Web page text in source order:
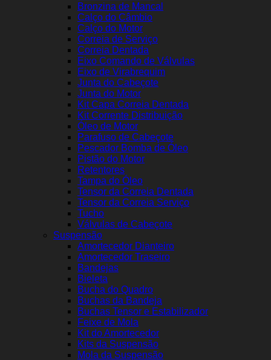
Bronzina de Mancal
Calço do Câmbio
Calço do Motor
Correia de Serviço
Correia Dentada
Eixo Comando de Válvulas
Eixo de Virabrequim
Junta do Cabeçote
Junta do Motor
Kit Capa Correia Dentada
Kit Corrente Distribuição
Óleo de Motor
Parafuso de Cabeçote
Pescador Bomba de Óleo
Pistão do Motor
Retentores
Tampa do Óleo
Tensor da Correia Dentada
Tensor da Correia Serviço
Tucho
Válvulas de Cabeçote
Suspensão
Amortecedor Dianteiro
Amortecedor Traseiro
Bandejas
Bieleta
Bucha do Quadro
Buchas da Bandeja
Buchas Tensor e Estabilizador
Feixe de Mola
Kit do Amortecedor
Kits da Suspensão
Mola da Suspensão